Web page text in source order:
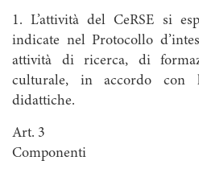
1. L’attività del CeRSE si
indicate nel Protocollo
attività di ricerca, di
culturale, in accordo con
didattiche.
Art. 3
Componenti